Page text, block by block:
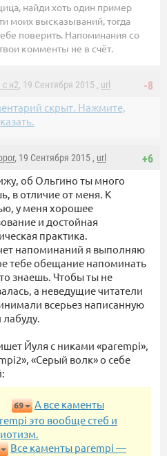
найди хоть один пример
моих высказываний, тогда
поверить. Напоминания со
комменты не в счёт.
-8
н2, 19 Сентября 2015 , url
скрыт. Нажмите,
+6
, 19 Сентября 2015 , url
об Ольгино ты много
в отличие от меня. К
у меня хорошее
и достойная
практика.
напоминаний я выполняю
тебе обещание напоминать
знаешь. Чтобы ты не
а неведущие читатели
всерьез написанную
Йуля с никами «parempi»,
«Серый волк» о себе
69
А все каменты
это вообще стеб и
Все каменты parempi —